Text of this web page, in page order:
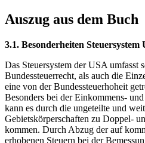
Auszug aus dem Buch
3.1. Besonderheiten Steuersystem
Das Steuersystem der USA umfasst
Bundessteuerrecht, als auch die
eine von der Bundessteuerhoheit
Besonders bei der Einkommens-
kann es durch die ungeteilte und
Gebietskörperschaften zu Doppel-
kommen. Durch Abzug der auf
erhobenen Steuern bei der